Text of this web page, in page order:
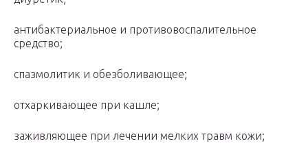
антибактериальное и противовоспалительное
средство;
спазмолитик и обезболивающее;
отхаркивающее при кашле;
заживляющее при лечении мелких травм кожи;